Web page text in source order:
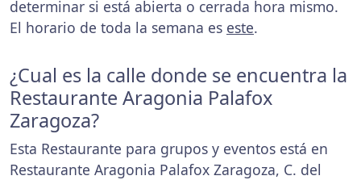
determinar si está abierta o cerrada hora mismo.
El horario de toda la semana es este.
¿Cual es la calle donde se encuentra la
Restaurante Aragonia Palafox
Zaragoza?
Esta Restaurante para grupos y eventos está en
Restaurante Aragonia Palafox Zaragoza, C. del